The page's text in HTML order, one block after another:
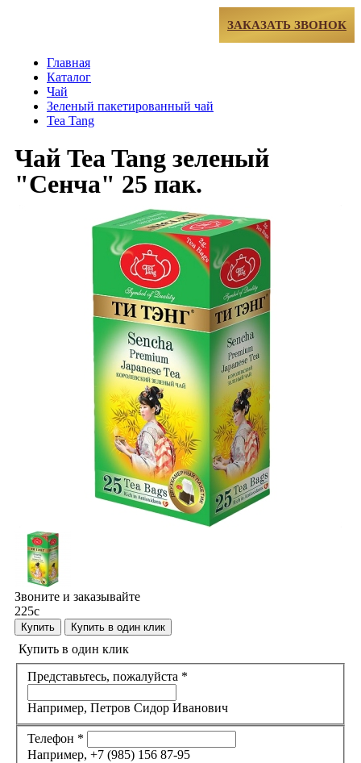
ЗАКАЗАТЬ ЗВОНОК
Главная
Каталог
Чай
Зеленый пакетированный чай
Tea Tang
Чай Tea Tang зеленый
"Сенча" 25 пак.
Звоните и заказывайте
225c
Купить Купить в один клик
Купить в один клик
Представьтесь, пожалуйста *
Например, Петров Сидор Иванович
Телефон *
Например, +7 (985) 156 87-95